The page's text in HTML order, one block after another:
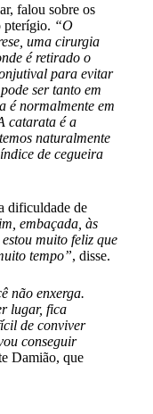
falou sobre os
pterígio. “O
uma cirurgia
é retirado o
para evitar
ser tanto em
é normalmente em
catarata é a
naturalmente
de cegueira
dificuldade de
embaçada, às
muito feliz que
tempo”, disse.
não enxerga.
lugar, fica
de conviver
conseguir
Damião, que